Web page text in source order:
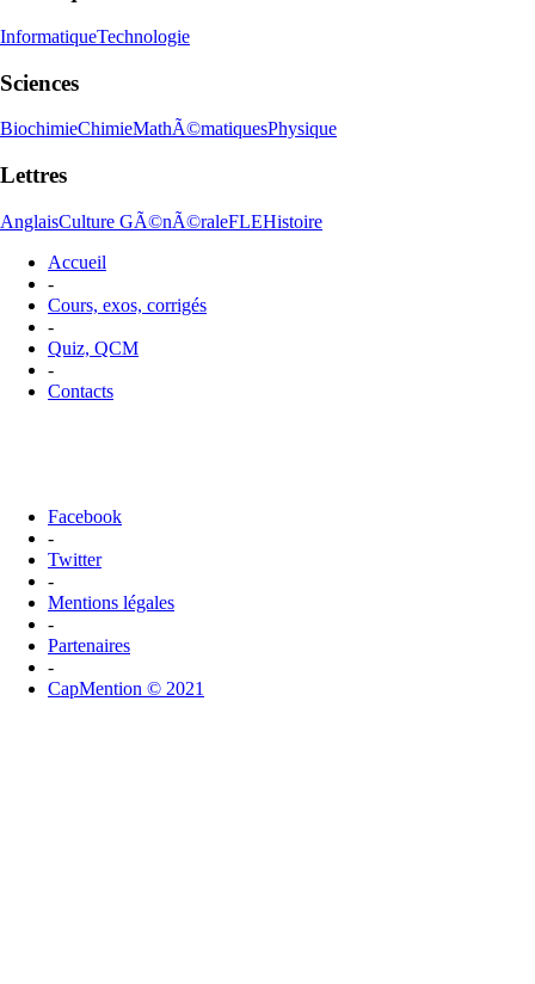
InformatiqueTechnologie
Sciences
BiochimieChimieMathÃ©matiquesPhysique
Lettres
AnglaisCulture GÃ©nÃ©raleFLEHistoire
Accueil
-
Cours, exos, corrigés
-
Quiz, QCM
-
Contacts
Facebook
-
Twitter
-
Mentions légales
-
Partenaires
-
CapMention © 2021